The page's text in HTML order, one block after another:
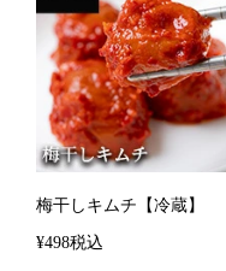
梅干しキムチ【冷蔵】
¥498税込